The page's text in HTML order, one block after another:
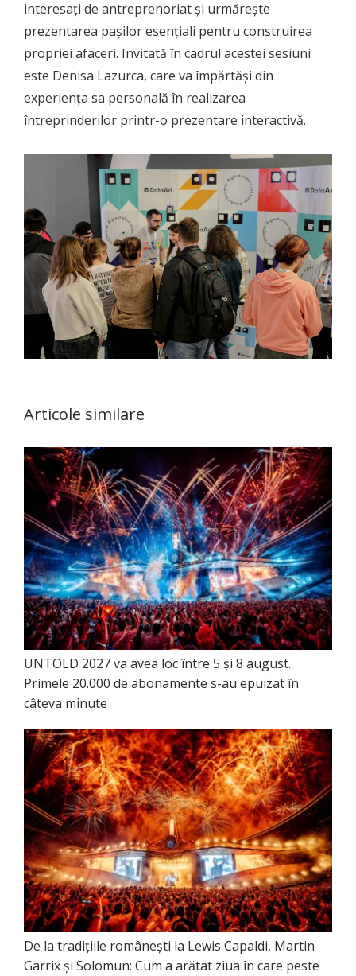
interesați de antreprenoriat și urmărește
prezentarea pașilor esențiali pentru construirea
propriei afaceri. Invitată în cadrul acestei sesiuni
este Denisa Lazurca, care va împărtăși din
experiența sa personală în realizarea
întreprinderilor printr-o prezentare interactivă.
Articole similare
UNTOLD 2027 va avea loc între 5 și 8 august.
Primele 20.000 de abonamente s-au epuizat în
câteva minute
De la tradițiile românești la Lewis Capaldi, Martin
Garrix și Solomun: Cum a arătat ziua în care peste